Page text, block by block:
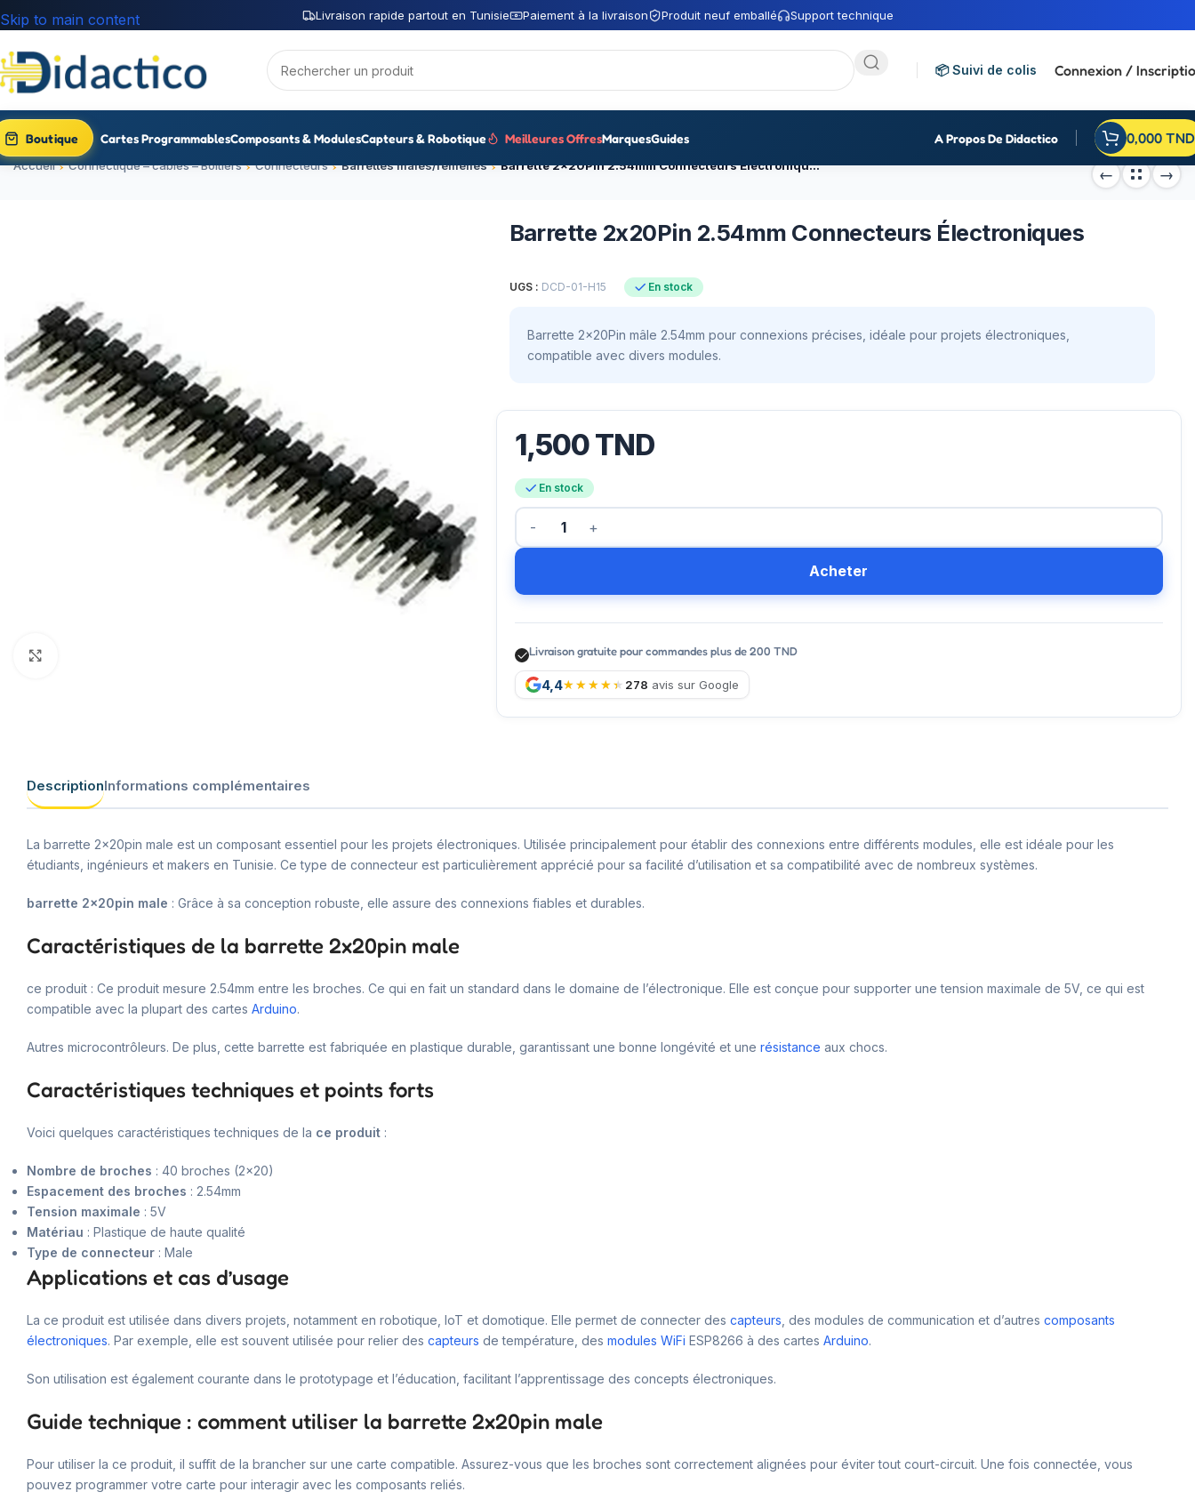
Livraison rapide partout en Tunisie Paiement à la livraison Produit neuf emballé Support technique
Skip to main content
📦 Suivi de colis Connexion /
Boutique Cartes ProgrammablesComposants & ModulesCapteurs & Robotique Meilleures OffresMarquesGuides A Propos De Didactico 0,000 TND
Accueil Connectique – câbles – Boitiers Connecteurs Barrettes mâles/femelles Barrette 2x20Pin 2.54mm Connecteurs Électroniques
Barrette 2x20Pin 2.54mm Connecteurs Électroniques
UGS : DCD-01-H15 En stock
Barrette 2x20Pin mâle 2.54mm pour connexions précises, idéale pour projets électroniques,
compatible avec divers modules.
1,500TND
En stock
Acheter
Livraison gratuite pour commandes plus de 200 TND
4,4 278 avis sur Google
DescriptionInformations complémentaires
La barrette 2x20pin male est un composant essentiel pour les projets électroniques. Utilisée principalement pour établir des connexions entre différents modules, elle est idéale pour les
étudiants, ingénieurs et makers en Tunisie. Ce type de connecteur est particulièrement apprécié pour sa facilité d’utilisation et sa compatibilité avec de nombreux systèmes.
barrette 2x20pin male : Grâce à sa conception robuste, elle assure des connexions fiables et durables.
Caractéristiques de la barrette 2x20pin male
ce produit : Ce produit mesure 2.54mm entre les broches. Ce qui en fait un standard dans le domaine de l’électronique. Elle est conçue pour supporter une tension maximale de 5V, ce qui est
compatible avec la plupart des cartes Arduino.
Autres microcontrôleurs. De plus, cette barrette est fabriquée en plastique durable, garantissant une bonne longévité et une résistance aux chocs.
Caractéristiques techniques et points forts
Voici quelques caractéristiques techniques de la ce produit :
Nombre de broches : 40 broches (2×20)
Espacement des broches : 2.54mm
Tension maximale : 5V
Matériau : Plastique de haute qualité
Type de connecteur : Male
Applications et cas d’usage
La ce produit est utilisée dans divers projets, notamment en robotique, IoT et domotique. Elle permet de connecter des capteurs , des modules de communication et d’autres composants
électroniques. Par exemple, elle est souvent utilisée pour relier des capteurs de température, des modules WiFi ESP8266 à des cartes Arduino.
Son utilisation est également courante dans le prototypage et l’éducation, facilitant l’apprentissage des concepts électroniques.
Guide technique : comment utiliser la barrette 2x20pin male
Pour utiliser la ce produit, il suffit de la brancher sur une carte compatible. Assurez-vous que les broches sont correctement alignées pour éviter tout court-circuit. Une fois connectée, vous
pouvez programmer votre carte pour interagir avec les composants reliés.